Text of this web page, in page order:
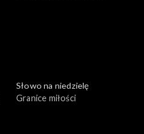
Słowo na niedzielę
Granice miłości